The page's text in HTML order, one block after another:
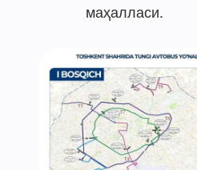
маҳалласи.